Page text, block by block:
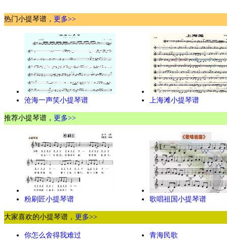
热门小提琴谱， 更多>>
沧海一声笑小提琴谱 上海滩小提琴谱
推荐小提琴谱， 更多>>
粉刷匠小提琴谱 歌唱祖国小提琴谱
大家喜欢的小提琴谱， 更多>>
你怎么舍得我难过
青海民歌